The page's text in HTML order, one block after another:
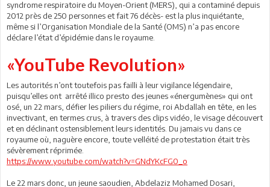
syndrome respiratoire du Moyen-Orient (MERS), qui a contaminé depuis
2012 près de 250 personnes et fait 76 décès- est la plus inquiétante,
même si l’Organisation Mondiale de la Santé (OMS) n’a pas encore
déclare l’état d’épidémie dans le royaume.
«YouTube Revolution»
Les autorités n’ont toutefois pas failli à leur vigilance légendaire,
puisqu’elles ont arrêté illico presto des jeunes «énergumènes» qui ont
osé, un 22 mars, défier les piliers du régime, roi Abdallah en tête, en les
invectivant, en termes crus, à travers des clips vidéo, le visage découvert
et en déclinant ostensiblement leurs identités. Du jamais vu dans ce
royaume où, naguère encore, toute velléité de protestation était très
sévèrement réprimée.
https://www.youtube.com/watch?v=GNdYKcFG0_o
Le 22 mars donc, un jeune saoudien, Abdelaziz Mohamed Dosari,